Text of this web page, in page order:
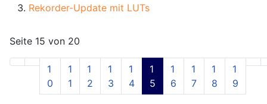
Rekorder-Update mit LUTs
Seite 15 von 20
1
0
1
1
1
2
1
3
1
4
1
5
1
6
1
7
1
8
1
9